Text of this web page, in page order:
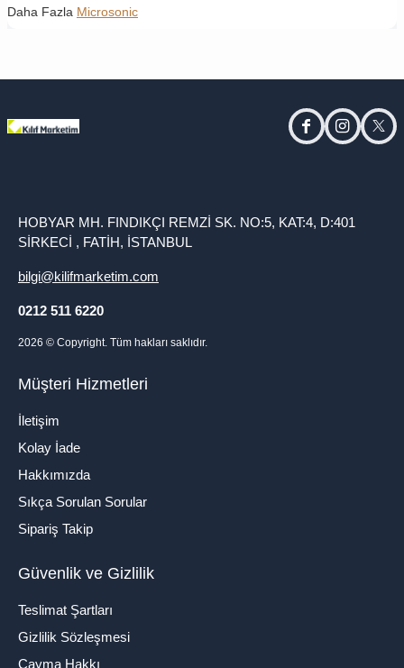
Daha Fazla Microsonic
facebookinstagram
HOBYAR MH. FINDIKÇI REMZİ SK. NO:5, KAT:4, D:401
SİRKECİ , FATİH, İSTANBUL
bilgi@kilifmarketim.com
0212 511 6220
2026 © Copyright. Tüm hakları saklıdır.
Müşteri Hizmetleri
İletişim
Kolay İade
Hakkımızda
Sıkça Sorulan Sorular
Sipariş Takip
Güvenlik ve Gizlilik
Teslimat Şartları
Gizlilik Sözleşmesi
Cayma Hakkı